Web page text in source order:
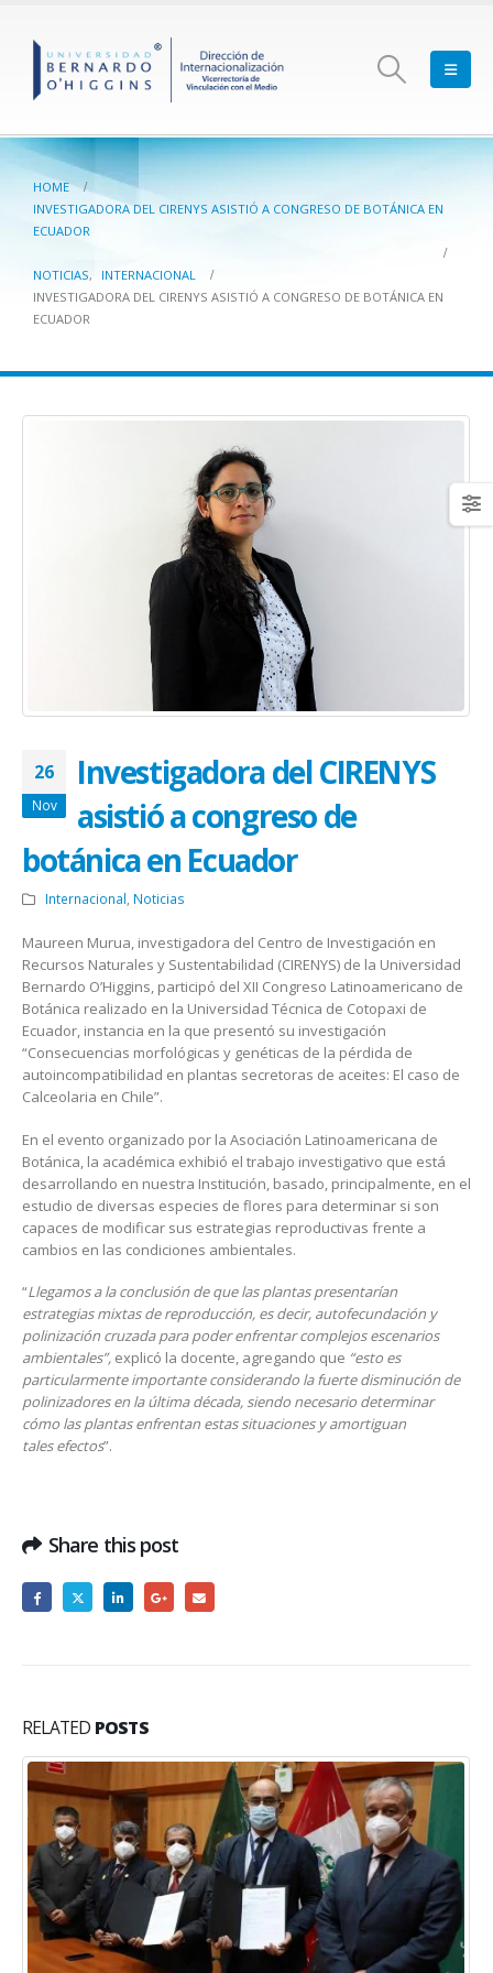
HOME
INVESTIGADORA DEL CIRENYS ASISTIÓ A CONGRESO DE BOTÁNICA EN
ECUADOR
NOTICIAS,
INTERNACIONAL
INVESTIGADORA DEL CIRENYS ASISTIÓ A CONGRESO DE BOTÁNICA EN
ECUADOR
26
Nov
Investigadora del CIRENYS
asistió a congreso de
botánica en Ecuador
Internacional Noticias
Maureen Murua, investigadora del Centro de Investigación en
Recursos Naturales y Sustentabilidad (CIRENYS) de la Universidad
Bernardo O’Higgins, participó del XII Congreso Latinoamericano de
Botánica realizado en la Universidad Técnica de Cotopaxi de
Ecuador, instancia en la que presentó su investigación
“Consecuencias morfológicas y genéticas de la pérdida de
autoincompatibilidad en plantas secretoras de aceites: El caso de
Calceolaria en Chile”.
En el evento organizado por la Asociación Latinoamericana de
Botánica, la académica exhibió el trabajo investigativo que está
desarrollando en nuestra Institución, basado, principalmente, en el
estudio de diversas especies de flores para determinar si son
capaces de modificar sus estrategias reproductivas frente a
cambios en las condiciones ambientales.
“Llegamos a la conclusión de que las plantas presentarían
estrategias mixtas de reproducción, es decir, autofecundación y
polinización cruzada para poder enfrentar complejos escenarios
ambientales”, explicó la docente, agregando que “esto es
particularmente importante considerando la fuerte disminución de
polinizadores en la última década, siendo necesario determinar
cómo las plantas enfrentan estas situaciones y amortiguan
tales efectos”.
Share this post
RELATED POSTS